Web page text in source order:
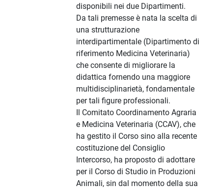
disponibili nei due Dipartimenti.
Da tali premesse è nata la scelta di
una strutturazione
interdipartimentale (Dipartimento di
riferimento Medicina Veterinaria)
che consente di migliorare la
didattica fornendo una maggiore
multidisciplinarietà, fondamentale
per tali figure professionali.
Il Comitato Coordinamento Agraria
e Medicina Veterinaria (CCAV), che
ha gestito il Corso sino alla recente
costituzione del Consiglio
Intercorso, ha proposto di adottare
per il Corso di Studio in Produzioni
Animali, sin dal momento della sua